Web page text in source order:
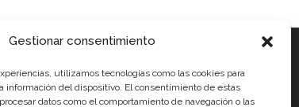
Gestionar consentimiento
utilizamos tecnologías como las cookies para
información del dispositivo. El consentimiento de estas
datos como el comportamiento de navegación o las